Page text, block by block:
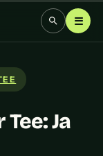
☰
Ja